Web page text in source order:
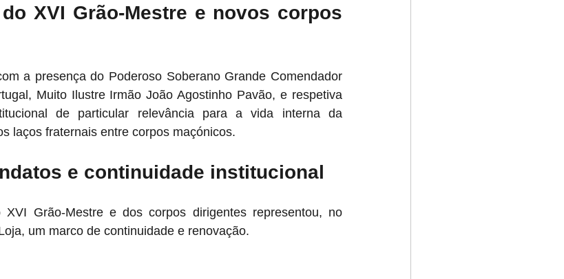
XVI Grão-Mestre e novos corpos
a presença do Poderoso Soberano Grande Comendador
Muito Ilustre Irmão João Agostinho Pavão, e respetiva
de particular relevância para a vida interna da
laços fraternais entre corpos maçónicos.
e continuidade institucional
Grão-Mestre e dos corpos dirigentes representou, no
um marco de continuidade e renovação.